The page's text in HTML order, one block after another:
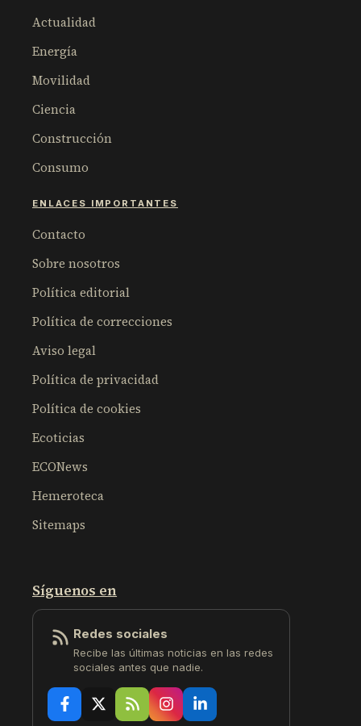
Actualidad
Energía
Movilidad
Ciencia
Construcción
Consumo
ENLACES IMPORTANTES
Contacto
Sobre nosotros
Política editorial
Política de correcciones
Aviso legal
Política de privacidad
Política de cookies
Ecoticias
ECONews
Hemeroteca
Sitemaps
Síguenos en
Redes sociales
Recibe las últimas noticias en las redes
sociales antes que nadie.